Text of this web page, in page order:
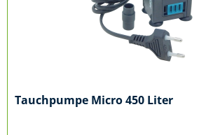
Tauchpumpe Micro 450 Liter